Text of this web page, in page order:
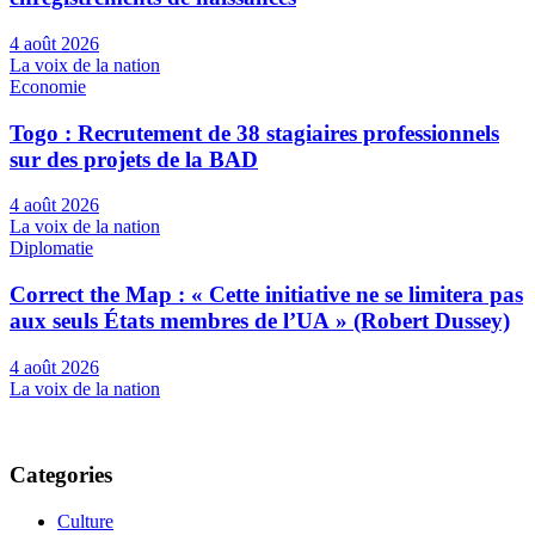
4 août 2026
La voix de la nation
Economie
Togo : Recrutement de 38 stagiaires professionnels
sur des projets de la BAD
4 août 2026
La voix de la nation
Diplomatie
Correct the Map : « Cette initiative ne se limitera pas
aux seuls États membres de l’UA » (Robert Dussey)
4 août 2026
La voix de la nation
Categories
Culture